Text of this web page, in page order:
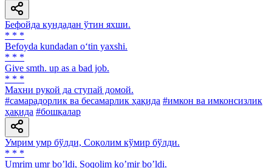
Бефойда кундадан ўтин яхши.
* * *
Befoyda kundadan o‘tin yaxshi.
* * *
Give smth. up as a bad job.
* * *
Махни рукой да ступай домой.
#самарадорлик ва бесамарлик ҳақида #имкон ва имконсизлик
ҳақида #бошқалар
Умрим умр бўлди, Соқолим кўмир бўлди.
* * *
Umrim umr boʼldi, Soqolim koʼmir boʼldi.